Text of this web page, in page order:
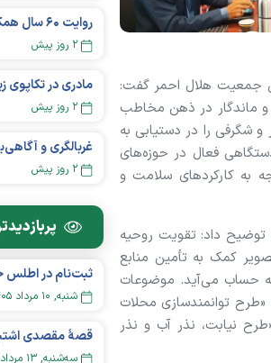
جمعیت هلال‌ احمر گفت:
و ماندگار در ذهن مخاطب
شگرفی را در دستیابی به
فعال در حوزه‌های
به کارکردهای سلامت و
فراخوان آن ۲۴ مهر منتشر شده است، توضیح داد: تقویت روحیه
کمک به تأمین منابع
حساب می‌آید. موضوعات
توانمندسازی محلات
نیابت، نذر آب و نذر
۲ روز پیش
۲ روز پیش
۲ روز پیش
شنبه, ۱۰ مرداد ۱۴۰۵
قصهٔ مقصدی
سه‌شنبه, ۱۳ مرداد ۱۴۰۵